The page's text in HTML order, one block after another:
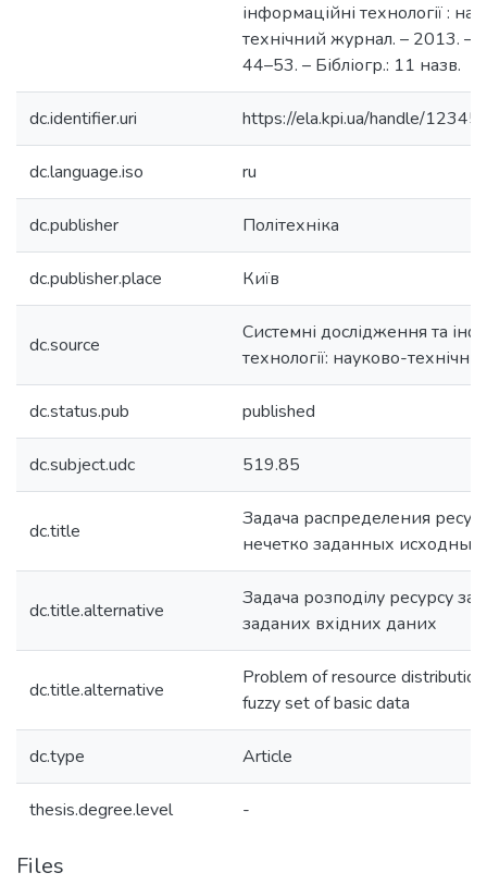
інформаційні технології :
технічний журнал. – 2013. –
44–53. – Бібліогр.: 11 назв.
dc.identifier.uri https://ela.kpi.ua/handle/
dc.language.iso ru
dc.publisher Політехніка
dc.publisher.place Київ
dc.source
Системні дослідження та
технології: науково-
dc.status.pub published
dc.subject.udc 519.85
dc.title
Задача распределения
нечетко заданных
dc.title.alternative
Задача розподілу ресурсу за
заданих вхідних даних
dc.title.alternative
Problem of resource
fuzzy set of basic data
dc.type Article
thesis.degree.level -
Files